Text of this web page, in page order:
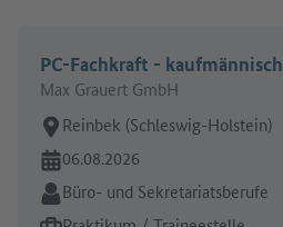
PC-Fachkraft - kaufmännisch
Max Grauert GmbH
Arbeitsort:
Reinbek (Schleswig-Holstein)
Online seit:
06.08.2026
Branche:
Büro- und Sekretariatsberufe